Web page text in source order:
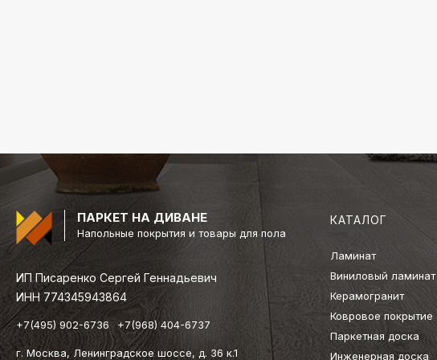
ПАРКЕТ НА ДИВАНЕ
Напольные покрытия и товары для пола
ИП Писаренко Сергей Геннадьевич
ИНН 774345943864
+7(495) 902-6736 +7(968) 404-6737
г. Москва, Ленинградское шоссе, д. 36 к.1
КАТАЛОГ
Ламинат
Виниловый ламинат
Керамогранит
Ковровое покрытие
Паркетная доска
Инженерная доска